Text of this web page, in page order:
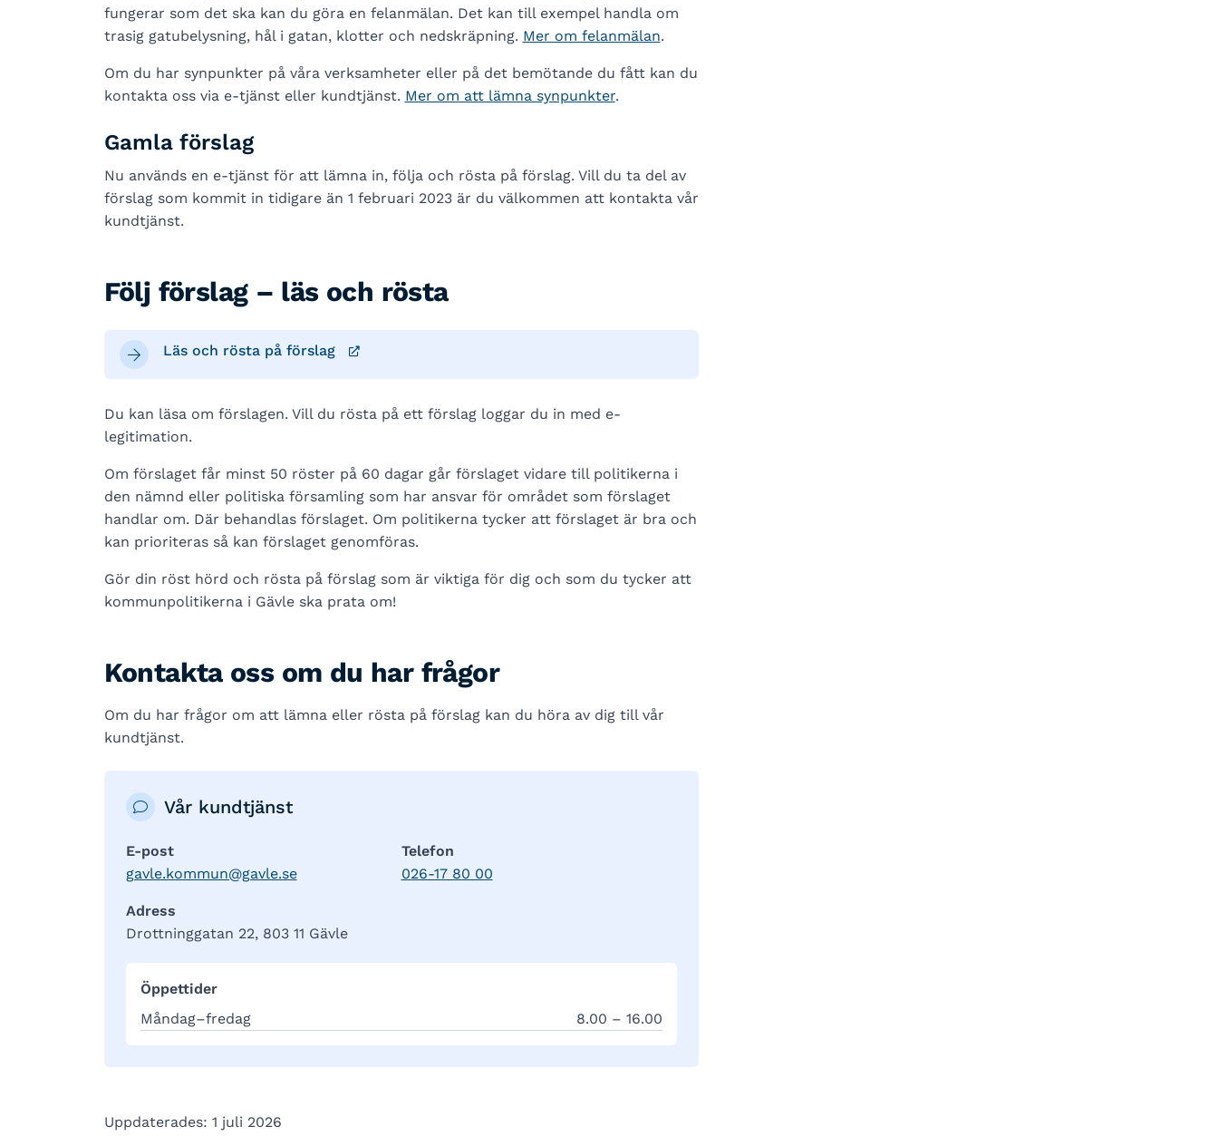
fungerar som det ska kan du göra en felanmälan. Det kan till exempel handla om
trasig gatubelysning, hål i gatan, klotter och nedskräpning. Mer om felanmälan.
Om du har synpunkter på våra verksamheter eller på det bemötande du fått kan du
kontakta oss via e-tjänst eller kundtjänst. Mer om att lämna synpunkter.
Gamla förslag
Nu används en e-tjänst för att lämna in, följa och rösta på förslag. Vill du ta del av
förslag som kommit in tidigare än 1 februari 2023 är du välkommen att kontakta vår
kundtjänst.
Följ förslag – läs och rösta
Läs och rösta på förslag
Du kan läsa om förslagen. Vill du rösta på ett förslag loggar du in med e-
legitimation.
Om förslaget får minst 50 röster på 60 dagar går förslaget vidare till politikerna i
den nämnd eller politiska församling som har ansvar för området som förslaget
handlar om. Där behandlas förslaget. Om politikerna tycker att förslaget är bra och
kan prioriteras så kan förslaget genomföras.
Gör din röst hörd och rösta på förslag som är viktiga för dig och som du tycker att
kommunpolitikerna i Gävle ska prata om!
Kontakta oss om du har frågor
Om du har frågor om att lämna eller rösta på förslag kan du höra av dig till vår
kundtjänst.
Vår kundtjänst
E-post
gavle.kommun@gavle.se
Adress
Drottninggatan 22, 803 11 Gävle
Telefon
026-17 80 00
Öppettider
Måndag–fredag
8.00 – 16.00
Uppdaterades: 1 juli 2026